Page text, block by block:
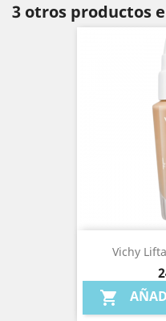
3 otros productos
Vichy
